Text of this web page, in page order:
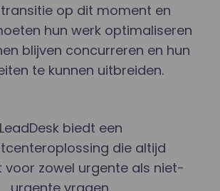
op dit moment en
hun werk optimaliseren
blijven concurreren en hun
te kunnen uitbreiden.
LeadDesk biedt een
die altijd
voor zowel urgente als niet-